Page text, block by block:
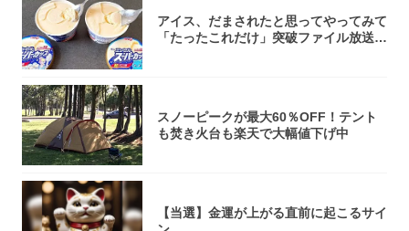
アイス、だまされたと思ってやってみて
「たったこれだけ」突破ファイル放送で
スノーピークが最大60％OFF！テント
も焚き火台も楽天で大幅値下げ中
【当選】金運が上がる直前に起こるサイ